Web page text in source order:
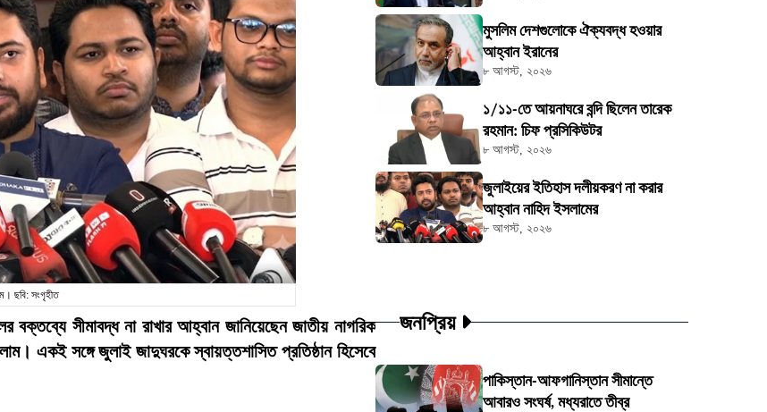
ছবি: সংগৃহীত
সীমাবদ্ধ না রাখার আহ্বান জানিয়েছেন জাতীয় নাগরিক
একই সঙ্গে জুলাই জাদুঘরকে স্বায়ত্তশাসিত প্রতিষ্ঠান হিসেবে
মুসলিম দেশগুলোকে ঐক্যবদ্ধ হওয়ার
আহ্বান ইরানের
৮ আগস্ট, ২০২৬
১/১১-তে আয়নাঘরে বন্দি ছিলেন তারেক
রহমান: চিফ প্রসিকিউটর
৮ আগস্ট, ২০২৬
জুলাইয়ের ইতিহাস দলীয়করণ না করার
আহ্বান নাহিদ ইসলামের
৮ আগস্ট, ২০২৬
জনপ্রিয়
পাকিস্তান-আফগানিস্তান সীমান্তে
আবারও সংঘর্ষ, মধ্যরাতে তীব্র